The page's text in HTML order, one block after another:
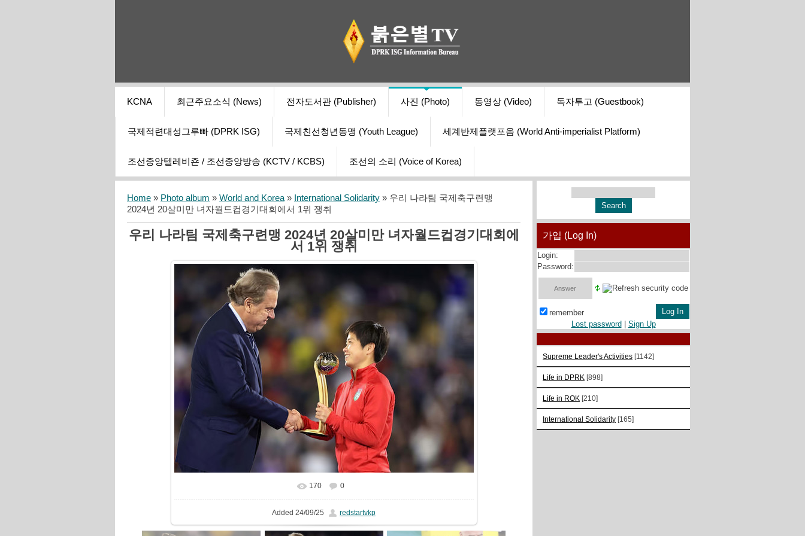
KCNA 최근주요소식 (News) 전자도서관 (Publisher) 사진 (Photo) 동영상 (Video) 독자투고 (Guestbook)
국제적련대성그루빠 (DPRK ISG) 국제친선청년동맹 (Youth League) 세계반제플랫포옴 (World Anti-imperialist Platform)
조선중앙텔레비죤 / 조선중앙방송 (KCTV / KCBS) 조선의 소리 (Voice of Korea)
Home » Photo album » World and Korea» International Solidarity » 우리 나라팀 국제축구련맹
2024년 20살미만 녀자월드컵경기대회에서 1위 쟁취
우리 나라팀 국제축구련맹 2024년 20살미만 녀자월드컵경기대회에
서 1위 쟁취
In real size 1032x720
170 0
Added 24/09/25 redstartvkp
가입 (Log In)
Login:
Password:
remember
Lost password
Sign Up
Supreme Leader's Activities [1142]
Life in DPRK [898]
Life in ROK [210]
International Solidarity [165]